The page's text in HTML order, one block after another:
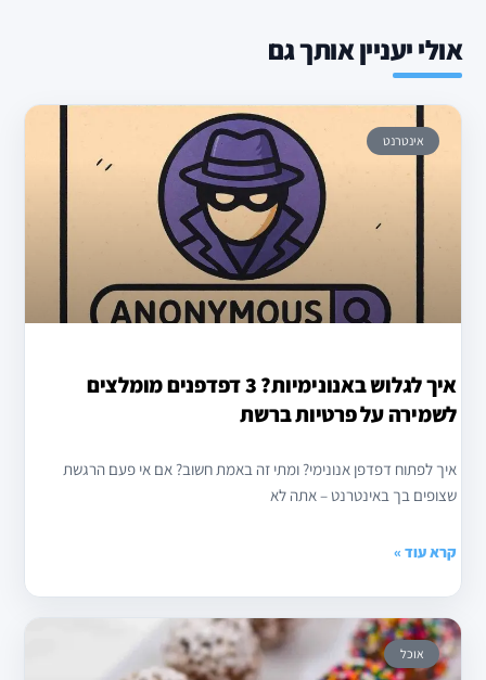
אולי יעניין אותך גם
אינטרנט
איך לגלוש באנונימיות? 3 דפדפנים מומלצים
לשמירה על פרטיות ברשת
איך לפתוח דפדפן אנונימי? ומתי זה באמת חשוב? אם אי פעם הרגשת
שצופים בך באינטרנט – אתה לא
קרא עוד »
אוכל